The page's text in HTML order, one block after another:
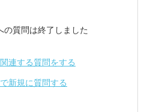
の質問は終了しました
連する質問をする
新規に質問する